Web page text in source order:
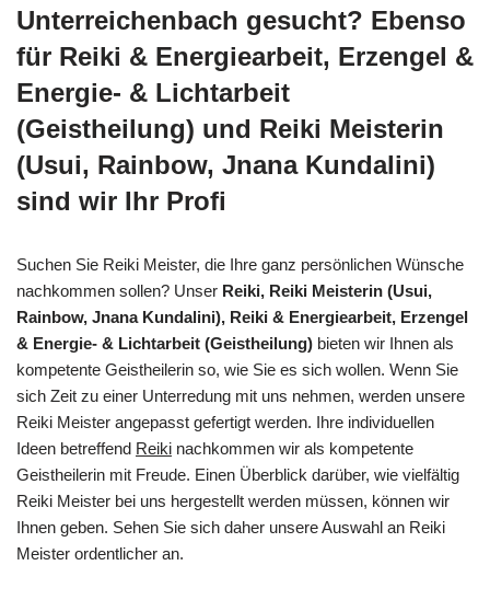
Unterreichenbach gesucht? Ebenso
für Reiki & Energiearbeit, Erzengel &
Energie- & Lichtarbeit
(Geistheilung) und Reiki Meisterin
(Usui, Rainbow, Jnana Kundalini)
sind wir Ihr Profi
Suchen Sie Reiki Meister, die Ihre ganz persönlichen Wünsche
nachkommen sollen? Unser Reiki, Reiki Meisterin (Usui,
Rainbow, Jnana Kundalini), Reiki & Energiearbeit, Erzengel
& Energie- & Lichtarbeit (Geistheilung) bieten wir Ihnen als
kompetente Geistheilerin so, wie Sie es sich wollen. Wenn Sie
sich Zeit zu einer Unterredung mit uns nehmen, werden unsere
Reiki Meister angepasst gefertigt werden. Ihre individuellen
Ideen betreffend Reiki nachkommen wir als kompetente
Geistheilerin mit Freude. Einen Überblick darüber, wie vielfältig
Reiki Meister bei uns hergestellt werden müssen, können wir
Ihnen geben. Sehen Sie sich daher unsere Auswahl an Reiki
Meister ordentlicher an.